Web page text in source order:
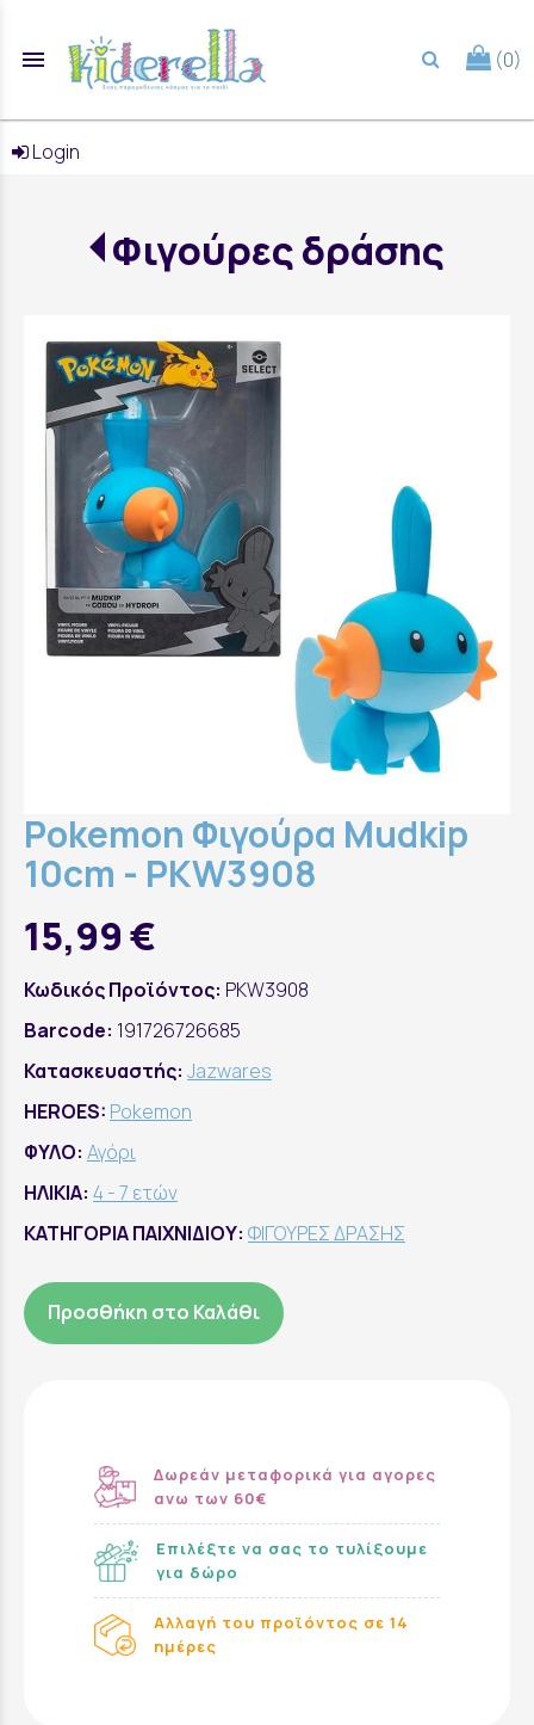
menu (0)
Login
Φιγούρες δράσης
Pokemon Φιγούρα Mudkip
10cm - PKW3908
15,99 €
Κωδικός Προϊόντος: PKW3908
Barcode: 191726726685
Κατασκευαστής: Jazwares
HEROES: Pokemon
ΦΥΛΟ: Αγόρι
ΗΛΙΚΙΑ: 4 - 7 ετών
ΚΑΤΗΓΟΡΙΑ ΠΑΙΧΝΙΔΙΟΥ: ΦΙΓΟΥΡΕΣ ΔΡΑΣΗΣ
Προσθήκη στο Καλάθι
Δωρεάν μεταφορικά για αγορες
ανω των 60€
Επιλέξτε να σας το τυλίξουμε
για δώρο
Αλλαγή του προϊόντος σε 14
ημέρες